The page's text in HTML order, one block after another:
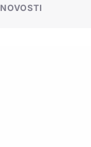
NOVOSTI